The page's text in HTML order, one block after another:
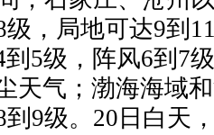
，局地可达9到
5级，阵风6到7
天气；渤海海域
到9级。20日白天